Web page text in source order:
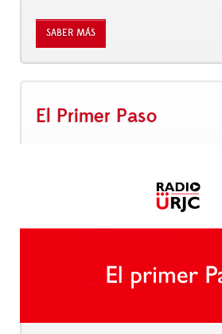
SABER MÁS
El Primer Paso